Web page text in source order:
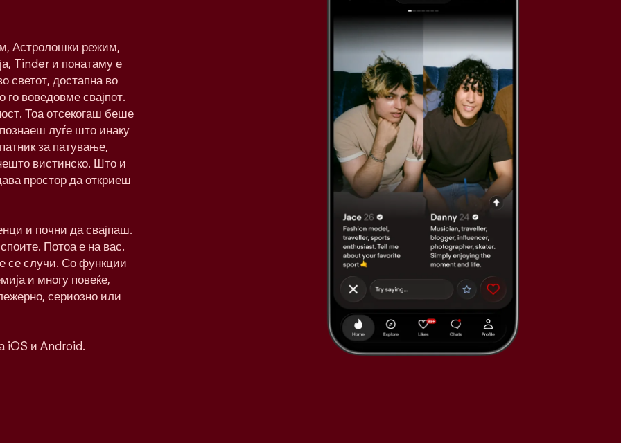
Астролошки режим,
Tinder и понатаму е
светот, достапна во
го воведовме свајпот.
Тоа отсекогаш беше
луѓе што инаку
за патување,
вистинско. Што и
простор да откриеш
и почни да свајпаш.
споите. Потоа е на вас.
се случи. Со функции
и многу повеќе,
сериозно или
iOS и Android.